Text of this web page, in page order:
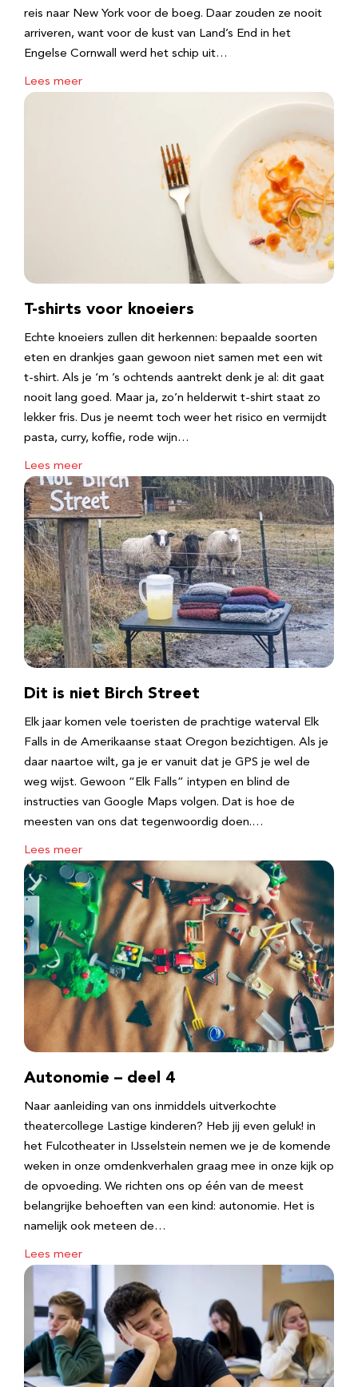
reis naar New York voor de boeg. Daar zouden ze nooit
arriveren, want voor de kust van Land’s End in het
Engelse Cornwall werd het schip uit…
Lees meer
T-shirts voor knoeiers
Echte knoeiers zullen dit herkennen: bepaalde soorten
eten en drankjes gaan gewoon niet samen met een wit
t-shirt. Als je ‘m ’s ochtends aantrekt denk je al: dit gaat
nooit lang goed. Maar ja, zo’n helderwit t-shirt staat zo
lekker fris. Dus je neemt toch weer het risico en vermijdt
pasta, curry, koffie, rode wijn…
Lees meer
Dit is niet Birch Street
Elk jaar komen vele toeristen de prachtige waterval Elk
Falls in de Amerikaanse staat Oregon bezichtigen. Als je
daar naartoe wilt, ga je er vanuit dat je GPS je wel de
weg wijst. Gewoon “Elk Falls” intypen en blind de
instructies van Google Maps volgen. Dat is hoe de
meesten van ons dat tegenwoordig doen.…
Lees meer
Autonomie – deel 4
Naar aanleiding van ons inmiddels uitverkochte
theatercollege Lastige kinderen? Heb jij even geluk! in
het Fulcotheater in IJsselstein nemen we je de komende
weken in onze omdenkverhalen graag mee in onze kijk op
de opvoeding. We richten ons op één van de meest
belangrijke behoeften van een kind: autonomie. Het is
namelijk ook meteen de…
Lees meer